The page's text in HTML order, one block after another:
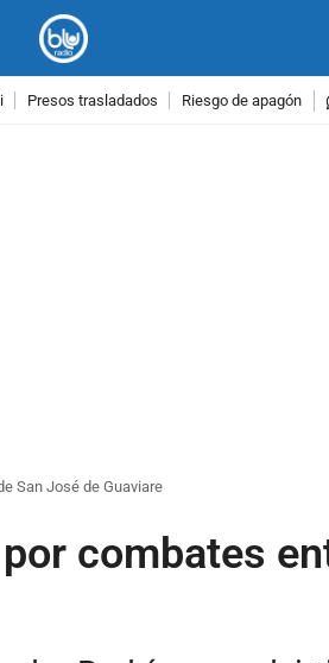
Presos trasladados Riesgo de apagón
San José de Guaviare
combates